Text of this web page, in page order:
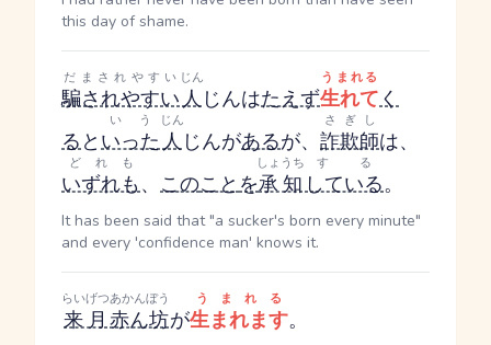
this day of shame.
騙されやすい
だまされやすい
人
じん
じんはたえず生れて
うまれる
く
るといった
いう
人
じん
じんがあるが、 詐欺師
さぎし
は、
いずれも
どれも
、 このことを承知
しょうち
している
する
。
It has been said that "a sucker's born every minute"
and every 'confidence man' knows it.
来月
らいげつ
赤ん坊
あかんぼう
が生まれます
うまれる
。